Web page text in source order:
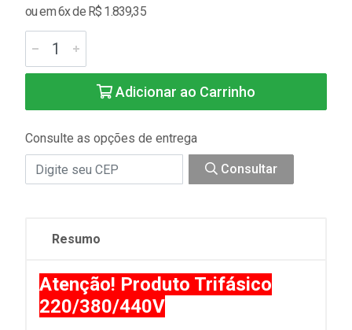
ou em 6x de R$ 1.839,35
Adicionar ao Carrinho
Consulte as opções de entrega
Consultar
Resumo
Atenção! Produto Trifásico
220/380/440V